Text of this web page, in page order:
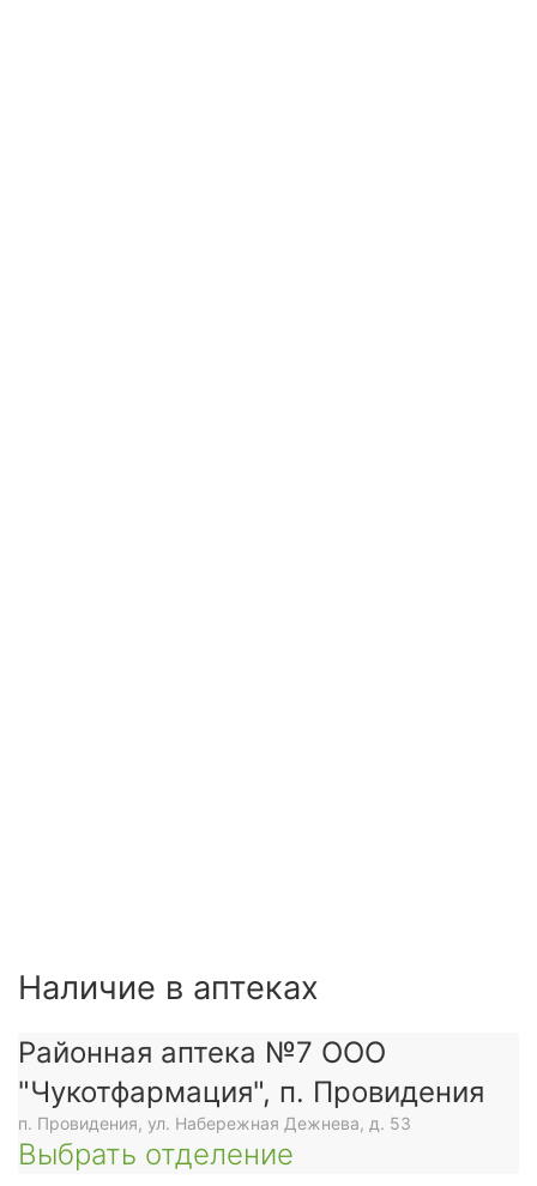
Наличие в аптеках
Районная аптека №7 ООО
"Чукотфармация", п. Провидения
п. Провидения, ул. Набережная Дежнева, д. 53
Выбрать отделение